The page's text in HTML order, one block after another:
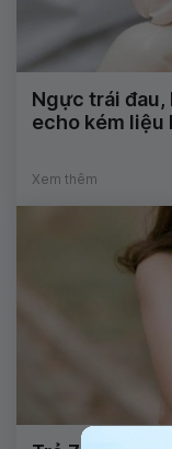
Ngực trái đau,
echo kém liệu
Xem thêm